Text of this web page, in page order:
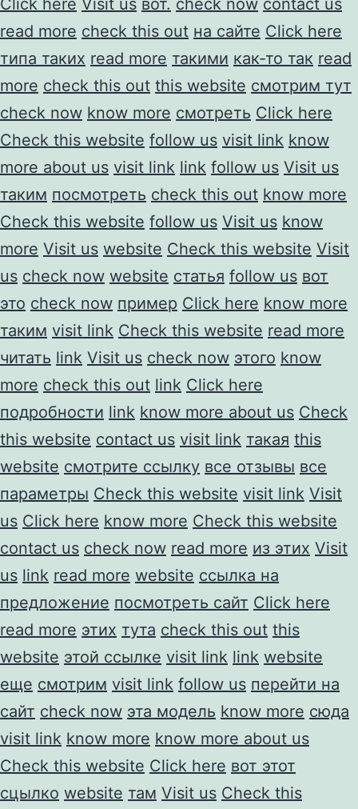
read more check this out на сайте Click here
типа таких read more такими как-то так read
more check this out this website смотрим тут
check now know more смотреть Click here
Check this website follow us visit link know
more about us visit link link follow us Visit us
таким посмотреть check this out know more
Check this website follow us Visit us know
more Visit us website Check this website Visit
us check now website статья follow us вот
это check now пример Click here know more
таким visit link Check this website read more
читать link Visit us check now этого know
more check this out link Click here
подробности link know more about us Check
this website contact us visit link такая this
website смотрите ссылку все отзывы все
параметры Check this website visit link Visit
us Click here know more Check this website
contact us check now read more из этих Visit
us link read more website ссылка на
предложение посмотреть сайт Click here
read more этих тута check this out this
website этой ссылке visit link link website
еще смотрим visit link follow us перейти на
сайт check now эта модель know more сюда
visit link know more know more about us
Check this website Click here вот этот
сцылко website там Visit us Check this